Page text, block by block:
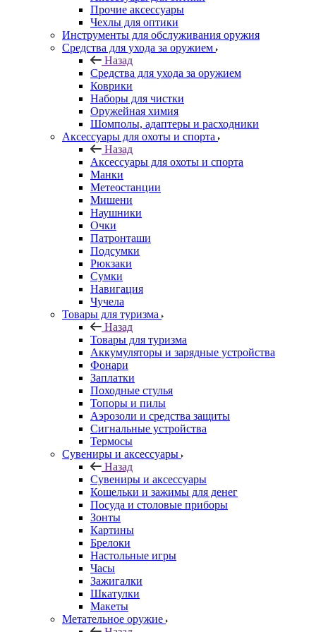
Прочие аксессуары
Чехлы для оптики
Инструменты для обслуживания оружия
Средства для ухода за оружием
Назад
Средства для ухода за оружием
Коврики
Наборы для чистки
Оружейная химия
Шомполы, адаптеры и расходники
Аксессуары для охоты и спорта
Назад
Аксессуары для охоты и спорта
Манки
Метеостанции
Мишени
Наушники
Очки
Патронташи
Подсумки
Рюкзаки
Сумки
Навигация
Чучела
Товары для туризма
Назад
Товары для туризма
Аккумуляторы и зарядные устройства
Фонари
Заплатки
Походные стулья
Топоры и пилы
Аэрозоли и средства защиты
Сигнальные устройства
Термосы
Сувениры и аксессуары
Назад
Сувениры и аксессуары
Кошельки и зажимы для денег
Посуда и столовые приборы
Зонты
Картины
Брелоки
Настольные игры
Часы
Зажигалки
Шкатулки
Макеты
Метательное оружие